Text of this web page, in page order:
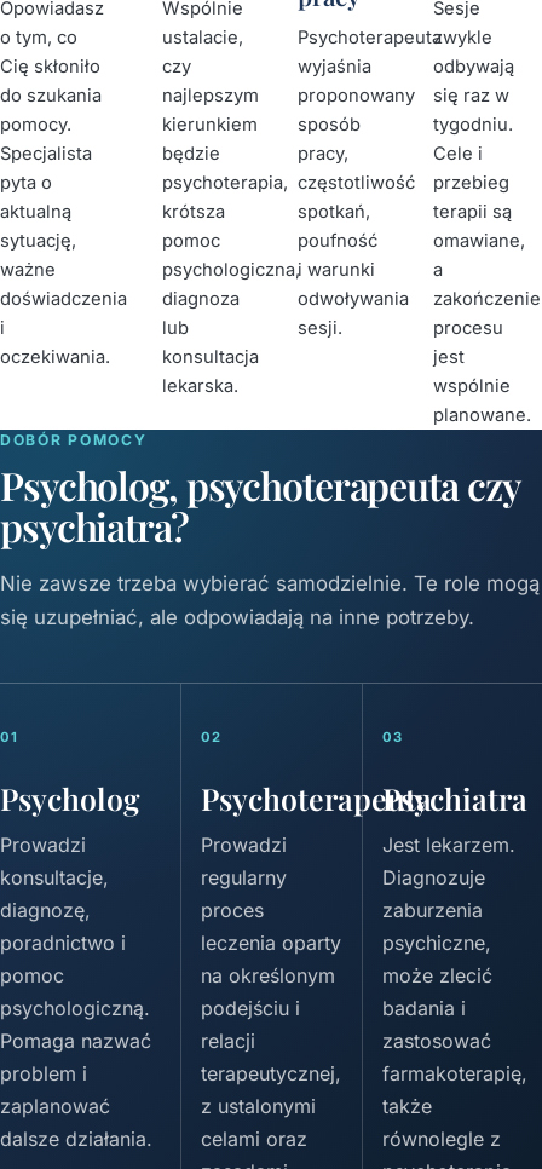
Opowiadasz
o tym, co
Cię skłoniło
do szukania
pomocy.
Specjalista
pyta o
aktualną
sytuację,
ważne
doświadczenia
i
oczekiwania.
Wspólnie
ustalacie,
czy
najlepszym
kierunkiem
będzie
psychoterapia,
krótsza
pomoc
psychologiczna,
diagnoza
lub
konsultacja
lekarska.
Psychoterapeuta
wyjaśnia
proponowany
sposób
pracy,
częstotliwość
spotkań,
poufność
i warunki
odwoływania
sesji.
Sesje
zwykle
odbywają
się raz w
tygodniu.
Cele i
przebieg
terapii są
omawiane,
a
zakończenie
procesu
jest
wspólnie
planowane.
DOBÓR POMOCY
Psycholog, psychoterapeuta czy
psychiatra?
Nie zawsze trzeba wybierać samodzielnie. Te role mogą
się uzupełniać, ale odpowiadają na inne potrzeby.
01
Psycholog
Prowadzi
konsultacje,
diagnozę,
poradnictwo i
pomoc
psychologiczną.
Pomaga nazwać
problem i
zaplanować
dalsze działania.
02
Psychoterapeuta
Prowadzi
regularny
proces
leczenia oparty
na określonym
podejściu i
relacji
terapeutycznej,
z ustalonymi
celami oraz
03
Psychiatra
Jest lekarzem.
Diagnozuje
zaburzenia
psychiczne,
może zlecić
badania i
zastosować
farmakoterapię,
także
równolegle z